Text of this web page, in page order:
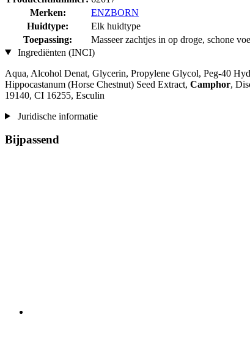
Merken:
ENZBORN
Huidtype:
Elk huidtype
Toepassing:
Masseer zachtjes in op droge, schone
Ingrediënten (INCI)
Aqua, Alcohol Denat, Glycerin, Propylene Glycol, Peg-40
Hippocastanum (Horse Chestnut) Seed Extract, Camphor,
19140, CI 16255, Esculin
Juridische informatie
Bijpassend